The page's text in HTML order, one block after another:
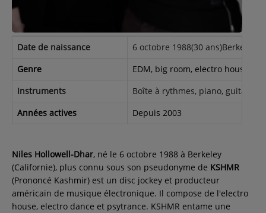
SE CONNECTER
Date de naissance
6 octobre 1988(30 ans)Berkeley
Genre
EDM, big room, electro house,
Instruments
Boîte à rythmes, piano, guitare,
Années actives
Depuis 2003
Niles Hollowell-Dhar, né le 6 octobre 1988 à Berkeley
(Californie), plus connu sous son pseudonyme de KSHMR
(Prononcé Kashmir) est un disc jockey et producteur
américain de musique électronique. Il compose de l'electro
house, electro dance et psytrance. KSHMR entame une